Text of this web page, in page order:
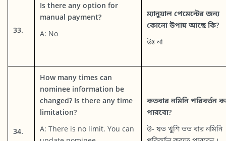
33.
Is there any option for
manual payment?
A: No
ম্যানুয়াল পেমেন্টের জন্য
কোনো উপায় আছে কি?
উঃ না
34.
How many times can
nominee information be
changed? Is there any time
limitation?
A: There is no limit. You can
কতবার নমিনি পরিবর্তন
পারবো?
উ- যত খুশি তত বার নমিনি